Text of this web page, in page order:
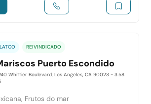
LATCO REIVINDICADO
Puerto Escondido
Whittier Boulevard, Los Angeles, CA 90023 - 3.58
Frutos do mar